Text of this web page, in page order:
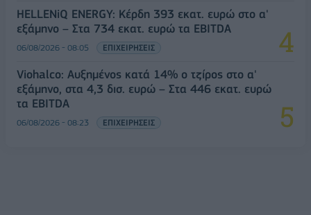
HELLENiQ ENERGY: Κέρδη 393 εκατ. ευρώ στο α'
εξάμηνο – Στα 734 εκατ. ευρώ τα EBITDA
06/08/2026 - 08:05 ΕΠΙΧΕΙΡΗΣΕΙΣ
Viohalco: Αυξημένος κατά 14% ο τζίρος στο α'
εξάμηνο, στα 4,3 δισ. ευρώ – Στα 446 εκατ. ευρώ
τα EBITDA
06/08/2026 - 08:23 ΕΠΙΧΕΙΡΗΣΕΙΣ